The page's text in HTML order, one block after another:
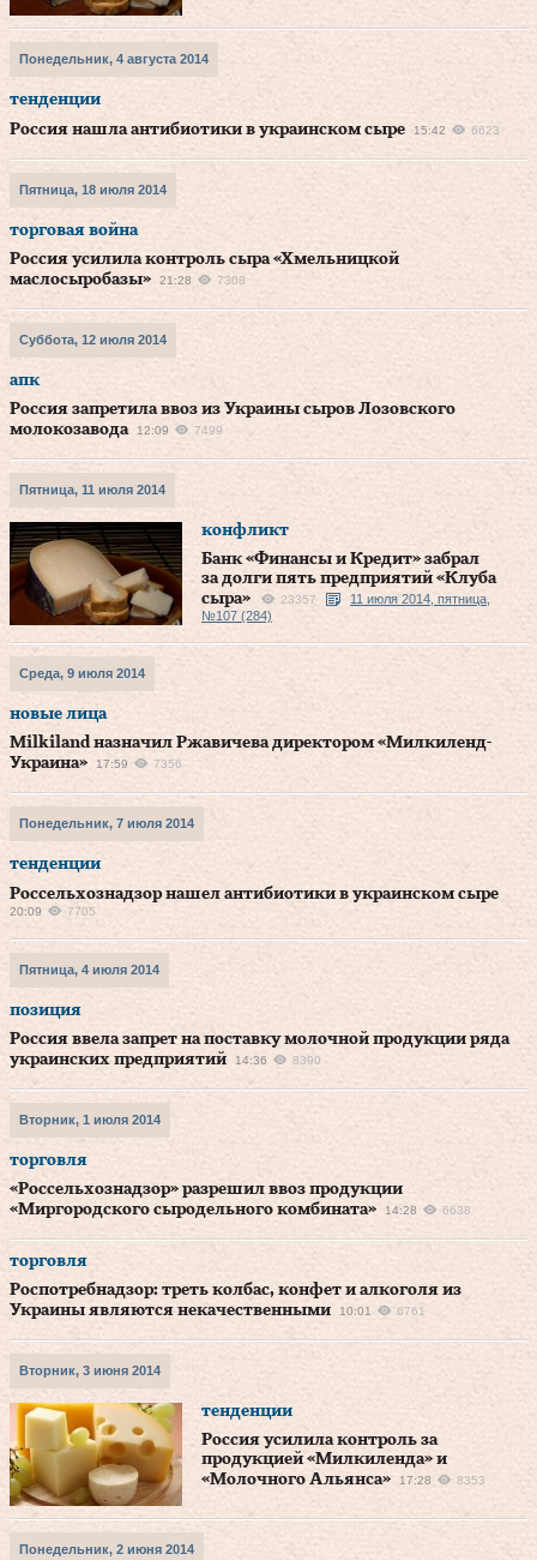
Понедельник, 4 августа 2014
тенденции
Россия нашла антибиотики в украинском сыре
15:42 6623
Пятница, 18 июля 2014
торговая война
Россия усилила контроль сыра «Хмельницкой
маслосыробазы»
21:28 7308
Суббота, 12 июля 2014
апк
Россия запретила ввоз из Украины сыров Лозовского
молокозавода
12:09 7499
Пятница, 11 июля 2014
конфликт
Банк «Финансы и Кредит» забрал
за долги пять предприятий «Клуба
сыра»
23357
11 июля 2014, пятница,
№107 (284)
Среда, 9 июля 2014
новые лица
Milkiland назначил Ржавичева директором «Милкиленд-
Украина»
17:59 7356
Понедельник, 7 июля 2014
тенденции
Россельхознадзор нашел антибиотики в украинском сыре
20:09 7705
Пятница, 4 июля 2014
позиция
Россия ввела запрет на поставку молочной продукции ряда
украинских предприятий
14:36 8390
Вторник, 1 июля 2014
торговля
«Россельхознадзор» разрешил ввоз продукции
«Миргородского сыродельного комбината»
14:28 6638
торговля
Роспотребнадзор: треть колбас, конфет и алкоголя из
Украины являются некачественными
10:01 6761
Вторник, 3 июня 2014
тенденции
Россия усилила контроль за
продукцией «Милкиленда» и
«Молочного Альянса»
17:28 8353
Понедельник, 2 июня 2014